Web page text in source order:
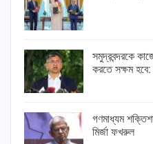
সমুদ্রবন্দরকে
করতে সক্ষম হবে:
গণমাধ্যম
মির্জা ফখরুল